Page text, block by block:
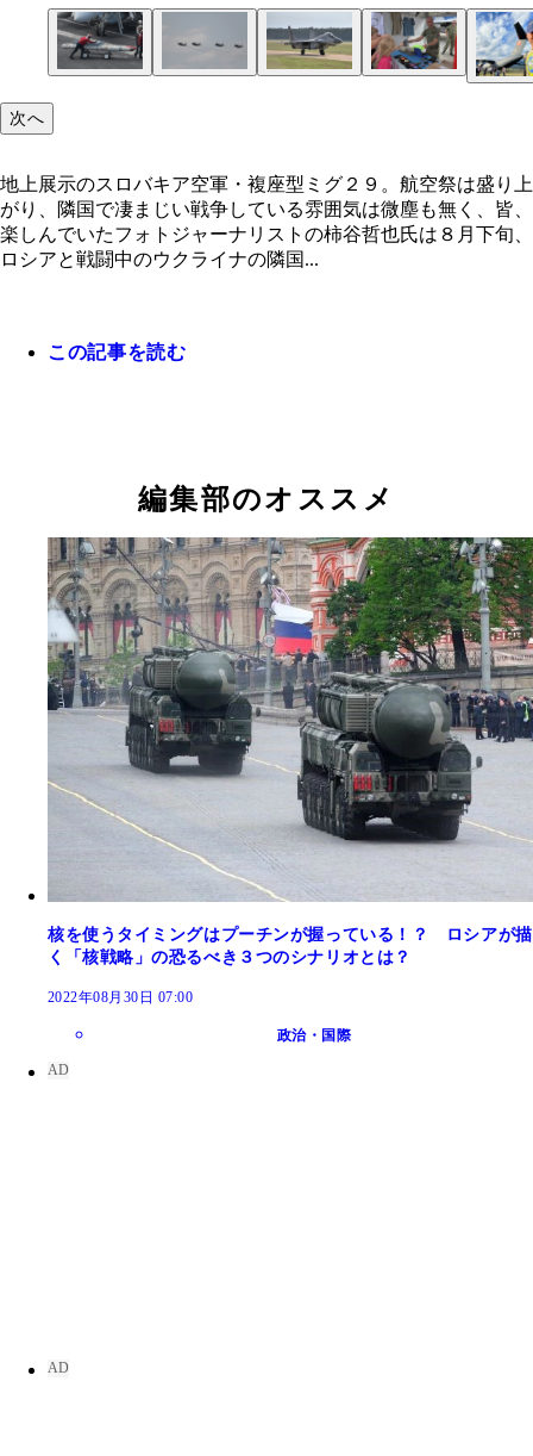
て、オーストリアに飛来した中国空軍Ｙ２０輸送
で意味深い撮影をする柿谷氏
ロバキアはウクライナ側に立つ』と記されたバッ
されて、「帽子に付けるようにと」言われた柿谷氏
次へ
地上展示のスロバキア空軍・複座型ミグ２９。航空祭は盛り上
がり、隣国で凄まじい戦争している雰囲気は微塵も無く、皆、
楽しんでいたフォトジャーナリストの柿谷哲也氏は８月下旬、
ロシアと戦闘中のウクライナの隣国...
この記事を読む
編集部のオススメ
核を使うタイミングはプーチンが握っている！？ ロシアが描
く「核戦略」の恐るべき３つのシナリオとは？
2022年08月30日 07:00
政治・国際